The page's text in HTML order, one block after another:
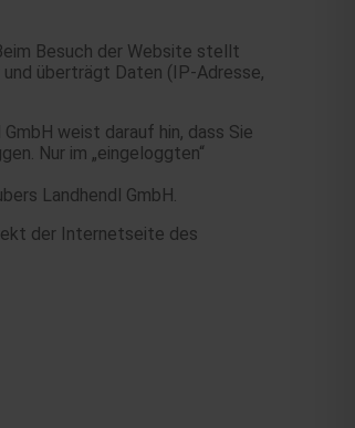
Besuch der Website stellt
überträgt Daten (IP-Adresse,
weist darauf hin, dass Sie
Nur im „eingeloggten“
Landhendl GmbH.
der Internetseite des